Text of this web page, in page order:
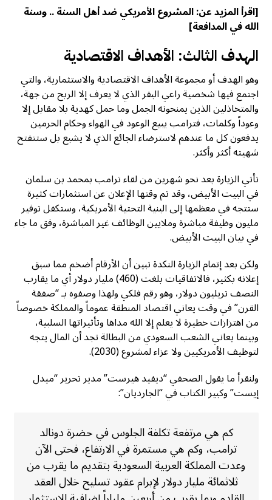
[اقرأ المزيد عن:المشروع الأمريكي ضد أهل السنة .. وسنة
الله في المدافعة]
الهدف الثالث: الأهداف الاقتصادية
وهو الهدف أو مجموعة الأهداف الاقتصادية والاستثمارية، والتي
اجتمع فيها شخصية راعي البقر الذي لا يعرف إلا الربح من جهة،
والمتخاذلين الذين يمنحونه الجمل وما حمل كهدية بلا مقابل إلا
وعوداً وكلمات، فترامب يبيع الوعود في الهواء وحكام الحرمين
يدفعون كل ما عندهم لاسترضاء الجائع الذي لا يشبع بل ستتفتح
شهيته أكثر وأكثر.
تأتي الزيارة بعد نحو شهرين من لقاء ترامب بمحمد بن سلمان
في البيت الأبيض، وقد تم وقتها الإعلان عن استثمارات كثيرة
ستتجه في معظمها إلى البنية التحتية الأمريكية، وستكفل توفير
مليون وظيفة مباشرة وملايين الوظائف غير المباشرة، وفق ما جاء
في بيان البيت الأبيض.
ولكن بعد إتمام الزيارة النكدة تبين أن الأرقام أضخم مما سبق
إعلانه بكثير، فالاتفاقيات بلغت (460) مليار دولار أي ما يقارب
النصف تريليون دولار، وهو رقم فلكي ولهذا وصفوه بـ “صفقة
القرن” في وقت يعاني اقتصاد المنطقة عموماً والمملكة خصوصاً
من اهتزازات خطيرة لا يعلم إلا الله مداها وتأثيراتها السلبية،
وبينما يعاني الشعب السعودي من البطالة تجد أن المال يتجه
لتوظيف الأمريكيين ولا عزاء لمشروع (2030).
ولنقرأ ما يقول الصحفي “ديفيد هيرست” مدير تحرير “ميدل
إيست” وكبير الكتاب في “الجارديان”:
كم هي مرتفعة تكلفة الجلوس في حضرة دونالد
ترامب، وكم هي مستمرة في الارتفاع، فحتى الآن
وعدت المملكة العربية السعودية بتقديم ما يقرب من
ثلاثمائة مليار دولار لإبرام عقود تسليح خلال العقد